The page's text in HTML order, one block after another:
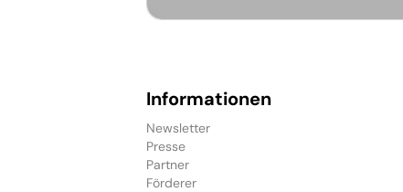
Informationen
Newsletter
Presse
Partner
Förderer